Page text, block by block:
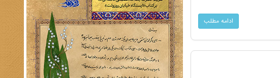
ادامه مطلب